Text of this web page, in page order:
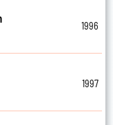
1996
1997